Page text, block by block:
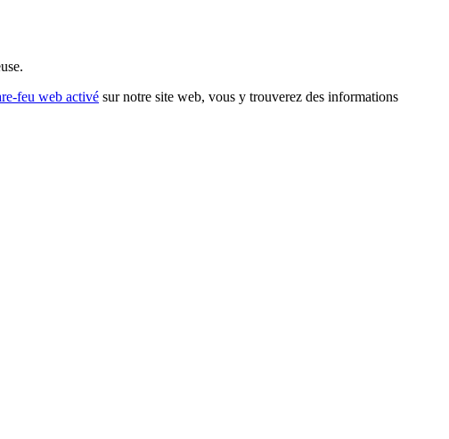
feu web activé sur notre site web, vous y trouverez des informations